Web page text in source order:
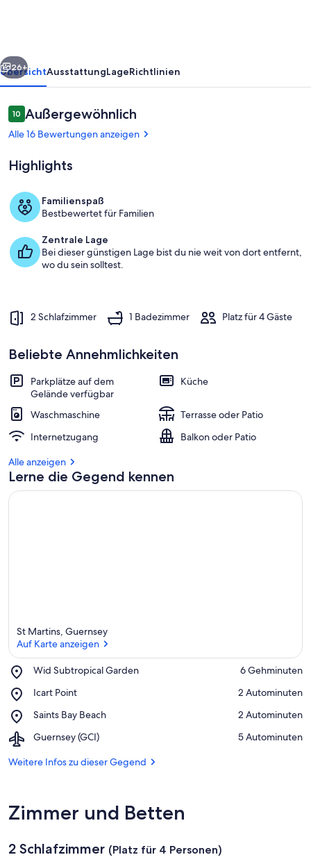
Weiter
26+
ÜbersichtAusstattungLageRichtlinien
Bewertungen
1010 von 10.
Außergewöhnlich
Alle 16 Bewertungen anzeigen
Highlights
Familienspaß
Bestbewertet für Familien
Zentrale Lage
Bei dieser günstigen Lage bist du nie weit von dort entfernt,
wo du sein solltest.
2 Schlafzimmer 1 Badezimmer Platz für 4 Gäste
Beliebte Annehmlichkeiten
Parkplätze auf dem
Gelände verfügbar
Küche
Waschmaschine
Terrasse oder Patio
Internetzugang
Balkon oder Patio
Alle anzeigen
Lerne die Gegend kennen
St Martins, Guernsey
Auf Karte anzeigen
Wid Subtropical Garden
Place,
Subtropical
‪6 Gehminuten‬
Icart Point
Place,
Point
‪2 Autominuten‬
Saints Bay Beach
Place,
Bay
‪2 Autominuten‬
Guernsey (GCI)
Airport,
(GCI)
‪5 Autominuten‬
Weitere Infos zu dieser Gegend
Zimmer und Betten
2 Schlafzimmer (Platz für 4 Personen)